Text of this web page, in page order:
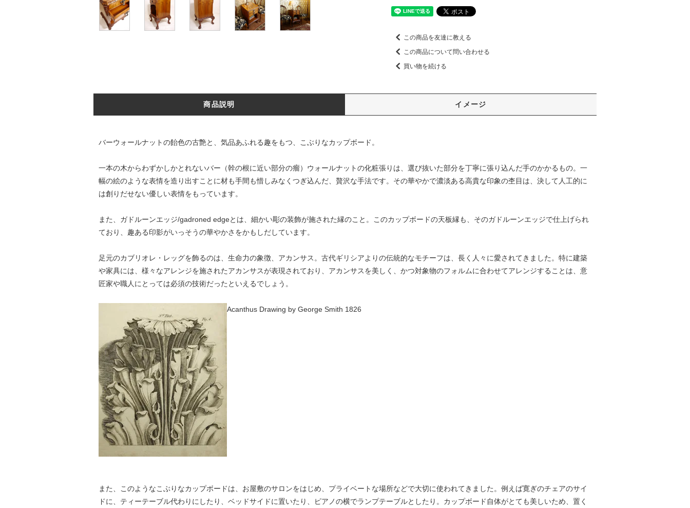
この商品を友達に教える
この商品について問い合わせる
買い物を続ける
商品説明 イメージ
バーウォールナットの飴色の古艶と、気品あふれる趣をもつ、こぶりなカップボード。
一本の木からわずかしかとれないバー（幹の根に近い部分の瘤）ウォールナットの化粧張りは、選び抜いた部分を丁寧に張り込んだ手のかかるもの。一
幅の絵のような表情を造り出すことに材も手間も惜しみなくつぎ込んだ、贅沢な手法です。その華やかで濃淡ある高貴な印象の杢目は、決して人工的に
は創りだせない優しい表情をもっています。
また、ガドルーンエッジ/gadroned edgeとは、細かい彫の装飾が施された縁のこと。このカップボードの天板縁も、そのガドルーンエッジで仕上げられ
ており、趣ある印影がいっそうの華やかさをかもしだしています。
足元のカブリオレ・レッグを飾るのは、生命力の象徴、アカンサス。古代ギリシアよりの伝統的なモチーフは、長く人々に愛されてきました。特に建築
や家具には、様々なアレンジを施されたアカンサスが表現されており、アカンサスを美しく、かつ対象物のフォルムに合わせてアレンジすることは、意
匠家や職人にとっては必須の技術だったといえるでしょう。
Acanthus Drawing by George Smith 1826
また、このようなこぶりなカップボードは、お屋敷のサロンをはじめ、プライベートな場所などで大切に使われてきました。例えば寛ぎのチェアのサイ
ドに、ティーテーブル代わりにしたり、ベッドサイドに置いたり、ピアノの横でランプテーブルとしたり。カップボード自体がとても美しいため、置く